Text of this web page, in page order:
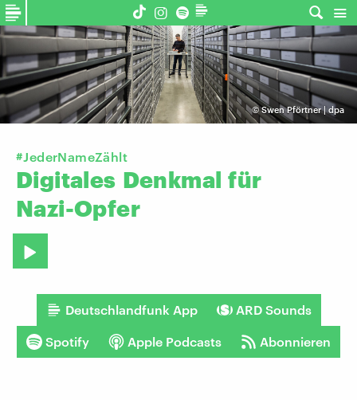
©Swen Pförtner | dpa
#JederNameZählt
Digitales Denkmal für
Nazi-Opfer
Deutschlandfunk App ARD Sounds
Spotify Apple Podcasts Abonnieren